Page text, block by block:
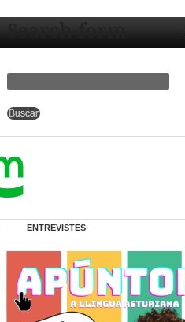
Search form
ENTREVISTES